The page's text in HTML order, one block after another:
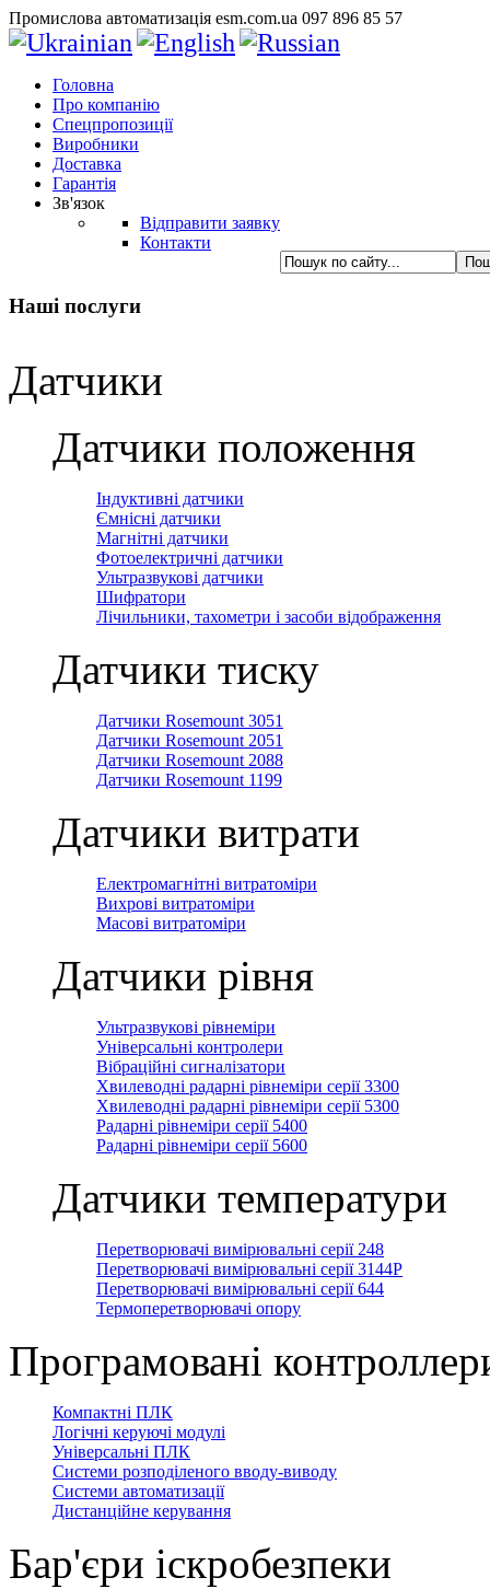
Промислова автоматизація esm.com.ua 097 896 85 57
Головна
Про компанію
Спецпропозиції
Виробники
Доставка
Гарантія
Зв'язок
Відправити заявку
Контакти
Наші послуги
Датчики
Датчики положення
Індуктивні датчики
Ємнісні датчики
Магнітні датчики
Фотоелектричні датчики
Ультразвукові датчики
Шифратори
Лічильники, тахометри і засоби відображення
Датчики тиску
Датчики Rosemount 3051
Датчики Rosemount 2051
Датчики Rosemount 2088
Датчики Rosemount 1199
Датчики витрати
Електромагнітні витратоміри
Вихрові витратоміри
Масові витратоміри
Датчики рівня
Ультразвукові рівнеміри
Універсальні контролери
Вібраційні сигналізатори
Хвилеводні радарні рівнеміри серії 3300
Хвилеводні радарні рівнеміри серії 5300
Радарні рівнеміри серії 5400
Радарні рівнеміри серії 5600
Датчики температури
Перетворювачі вимірювальні серії 248
Перетворювачі вимірювальні серії 3144Р
Перетворювачі вимірювальні серії 644
Термоперетворювачі опору
Програмовані
Компактні ПЛК
Логічні керуючі модулі
Універсальні ПЛК
Системи розподіленого вводу-виводу
Системи автоматизації
Дистанційне керування
Бар'єри іскробезпеки